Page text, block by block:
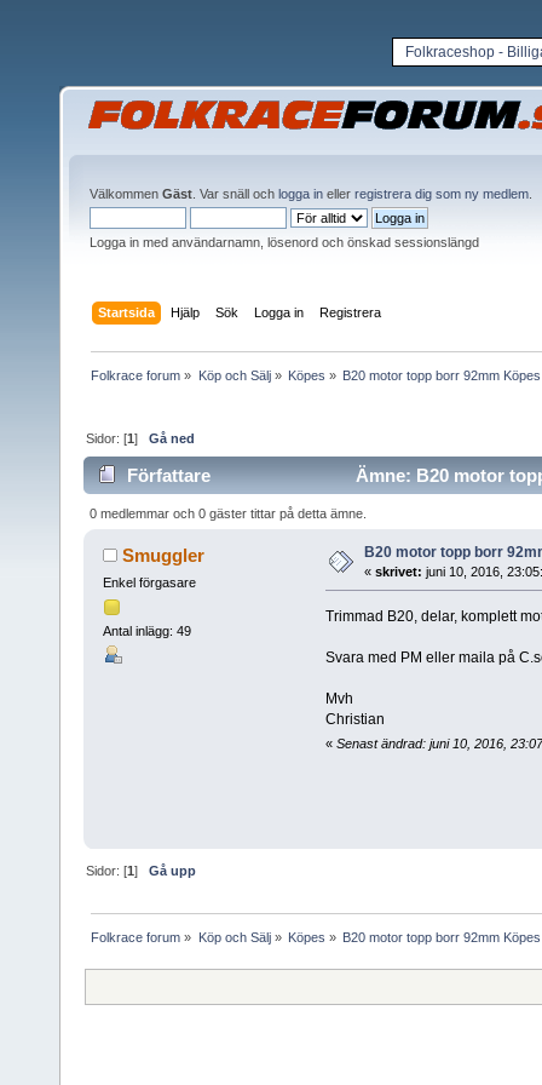
Folkraceshop -
Välkommen Gäst . Var snäll och logga in eller registrera dig som ny medlem
Logga in med användarnamn, lösenord och önskad sessionslängd
Startsida Hjälp Sök Logga in Registrera
Folkrace forum » Köp och Sälj» Köpes » B20 motor topp borr 92mm
Sidor: [1]Gå ned
Författare Ämne: B20 motor
0 medlemmar och 0 gäster tittar på detta ämne.
Smuggler
Enkel förgasare
Antal inlägg: 49
B20 motor topp borr
« skrivet: juni 10, 2016,
Trimmad B20, delar, komplett
Svara med PM eller maila på
Mvh
Christian
« Senast ändrad: juni 10, 2016,
Sidor: [1]Gå upp
Folkrace forum » Köp och Sälj» Köpes » B20 motor topp borr 92mm